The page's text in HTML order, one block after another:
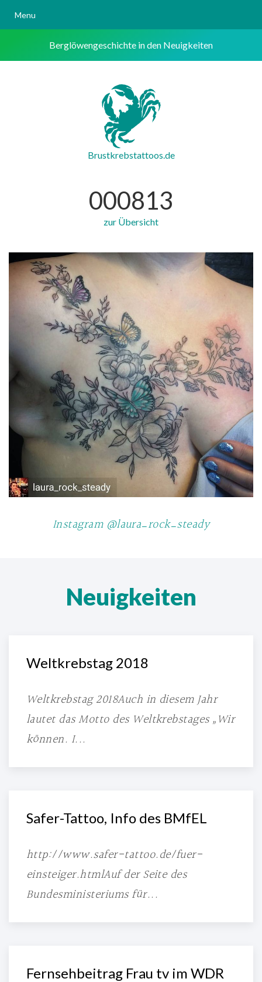
Menu
Berglöwengeschichte in den Neuigkeiten
Brustkrebstattoos.de
000813
zur Übersicht
Instagram @laura_rock_steady
Neuigkeiten
Weltkrebstag 2018
Weltkrebstag 2018Auch in diesem Jahr
lautet das Motto des Weltkrebstages „Wir
können. I...
Safer-Tattoo, Info des BMfEL
http://www.safer-tattoo.de/fuer-
einsteiger.htmlAuf der Seite des
Bundesministeriums für...
Fernsehbeitrag Frau tv im WDR